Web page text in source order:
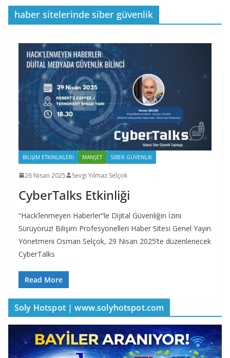
haber sitelerinde siber güvenlik
BILIŞIM ETKINLIKLERI MANŞET SIBER GÜVENLIK
26 Nisan 2025 Sevgi Yılmaz Selçok
CyberTalks Etkinliği
“Hack’lenmeyen Haberler”le Dijital Güvenliğin İzini
Sürüyoruz! Bilişim Profesyonelleri Haber Sitesi Genel Yayın
Yönetmeni Osman Selçok, 29 Nisan 2025’te düzenlenecek
CyberTalks
Read More
Soly Hotspot | www.solyhotspot.com